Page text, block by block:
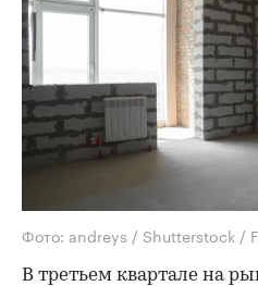
Фото: andreys / Shutterstock /
В третьем квартале на